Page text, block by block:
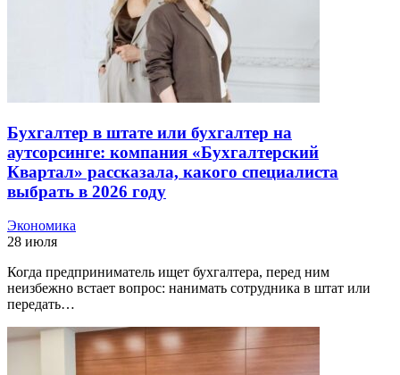
Бухгалтер в штате или бухгалтер на
аутсорсинге: компания «Бухгалтерский
Квартал» рассказала, какого специалиста
выбрать в 2026 году
Экономика
28 июля
Когда предприниматель ищет бухгалтера, перед ним
неизбежно встает вопрос: нанимать сотрудника в штат или
передать…